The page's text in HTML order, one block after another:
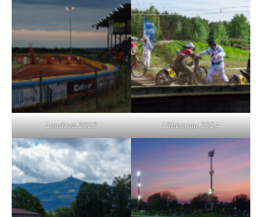
Lendava 2023 Lübbenau 2024